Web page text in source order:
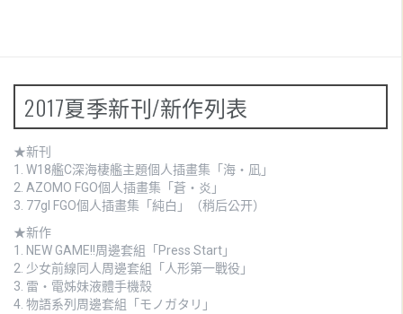
2017夏季新刊/新作列表
★新刊
1. W18艦C深海棲艦主題個人插畫集「海・凪」
2. AZOMO FGO個人插畫集「蒼・炎」
3. 77gl FGO個人插畫集「純白」（稍后公开）
★新作
1. NEW GAME!!周邊套組「Press Start」
2. 少女前線同人周邊套組「人形第一戰役」
3. 雷・電姊妹液體手機殼
4. 物語系列周邊套組「モノガタリ」